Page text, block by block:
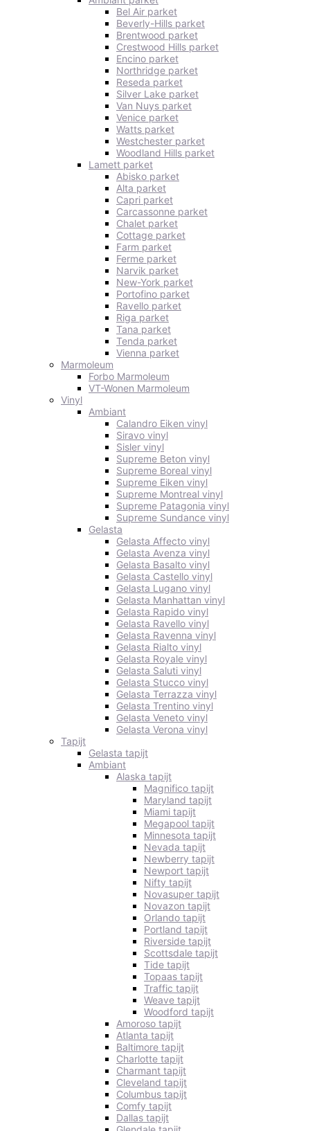
Bel Air parket
Beverly-Hills parket
Brentwood parket
Crestwood Hills parket
Encino parket
Northridge parket
Reseda parket
Silver Lake parket
Van Nuys parket
Venice parket
Watts parket
Westchester parket
Woodland Hills parket
Lamett parket
Abisko parket
Alta parket
Capri parket
Carcassonne parket
Chalet parket
Cottage parket
Farm parket
Ferme parket
Narvik parket
New-York parket
Portofino parket
Ravello parket
Riga parket
Tana parket
Tenda parket
Vienna parket
Marmoleum
Forbo Marmoleum
VT-Wonen Marmoleum
Vinyl
Ambiant
Calandro Eiken vinyl
Siravo vinyl
Sisler vinyl
Supreme Beton vinyl
Supreme Boreal vinyl
Supreme Eiken vinyl
Supreme Montreal vinyl
Supreme Patagonia vinyl
Supreme Sundance vinyl
Gelasta
Gelasta Affecto vinyl
Gelasta Avenza vinyl
Gelasta Basalto vinyl
Gelasta Castello vinyl
Gelasta Lugano vinyl
Gelasta Manhattan vinyl
Gelasta Rapido vinyl
Gelasta Ravello vinyl
Gelasta Ravenna vinyl
Gelasta Rialto vinyl
Gelasta Royale vinyl
Gelasta Saluti vinyl
Gelasta Stucco vinyl
Gelasta Terrazza vinyl
Gelasta Trentino vinyl
Gelasta Veneto vinyl
Gelasta Verona vinyl
Tapijt
Gelasta tapijt
Ambiant
Alaska tapijt
Magnifico tapijt
Maryland tapijt
Miami tapijt
Megapool tapijt
Minnesota tapijt
Nevada tapijt
Newberry tapijt
Newport tapijt
Nifty tapijt
Novasuper tapijt
Novazon tapijt
Orlando tapijt
Portland tapijt
Riverside tapijt
Scottsdale tapijt
Tide tapijt
Topaas tapijt
Traffic tapijt
Weave tapijt
Woodford tapijt
Amoroso tapijt
Atlanta tapijt
Baltimore tapijt
Charlotte tapijt
Charmant tapijt
Cleveland tapijt
Columbus tapijt
Comfy tapijt
Dallas tapijt